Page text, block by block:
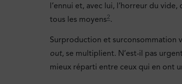
l’ennui et, avec lui, l’horreur du
tous les moyens2.
Surproduction et surconsommation
out, se multiplient. N’est-il pas
mieux réparti entre ceux qui en ont